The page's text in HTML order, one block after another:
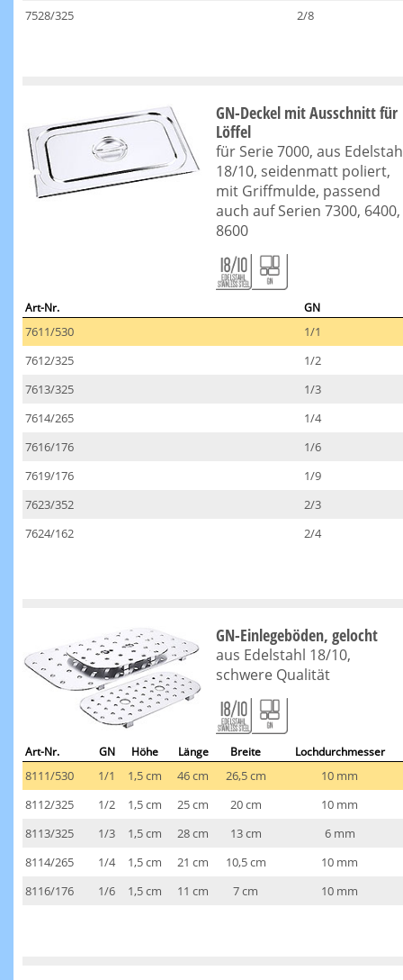
7528/325 2/8
GN-Deckel mit Ausschnitt für
Löffel
für Serie 7000, aus
18/10, seidenmatt poliert,
mit Griffmulde, passend
auch auf Serien 7300, 6400,
8600
Art-Nr. GN
7611/530
1/1
7612/325
1/2
7613/325
1/3
7614/265
1/4
7616/176
1/6
7619/176
1/9
7623/352
2/3
7624/162
2/4
GN-Einlegeböden, gelocht
aus Edelstahl 18/10,
schwere Qualität
Art-Nr. GN Höhe Länge Breite Lochdurchmesser
8111/530 1/1 1,5 cm 46 cm 26,5 cm
10 mm
8112/325
1/2 1,5 cm 25 cm 20 cm
10 mm
8113/325
1/3 1,5 cm 28 cm 13 cm
6 mm
8114/265
1/4 1,5 cm 21 cm 10,5 cm
10 mm
8116/176
1/6 1,5 cm 11 cm 7 cm 10 mm